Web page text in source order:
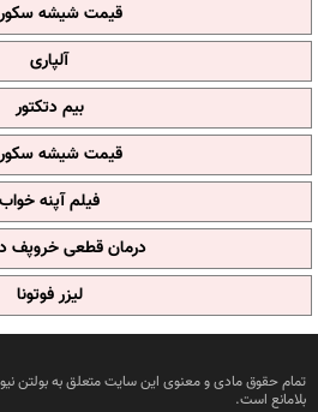
قیمت شیشه
آلپاری
بیم دتکتور
قیمت شیشه
فیلم آپنه خواب
درمان قطعی خروپف
لیزر فوتونا
تمام حقوق مادی و معنوی این سایت متعلق به بولتن
بلامانع است.